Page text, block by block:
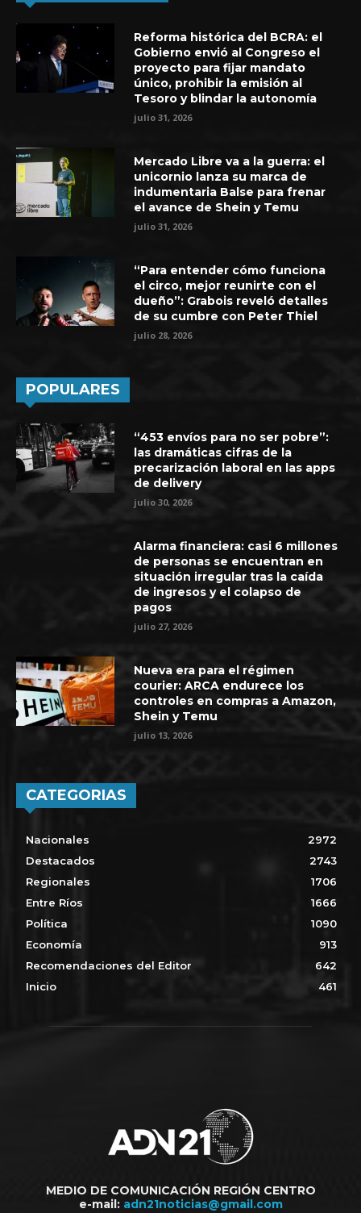
Reforma histórica del BCRA: el
Gobierno envió al Congreso el
proyecto para fijar mandato
único, prohibir la emisión al
Tesoro y blindar la autonomía
julio 31, 2026
Mercado Libre va a la guerra: el
unicornio lanza su marca de
indumentaria Balse para frenar
el avance de Shein y Temu
julio 31, 2026
“Para entender cómo funciona
el circo, mejor reunirte con el
dueño”: Grabois reveló detalles
de su cumbre con Peter Thiel
julio 28, 2026
POPULARES
“453 envíos para no ser pobre”:
las dramáticas cifras de la
precarización laboral en las apps
de delivery
julio 30, 2026
Alarma financiera: casi 6 millones
de personas se encuentran en
situación irregular tras la caída
de ingresos y el colapso de
pagos
julio 27, 2026
Nueva era para el régimen
courier: ARCA endurece los
controles en compras a Amazon,
Shein y Temu
julio 13, 2026
CATEGORIAS
Nacionales
2972
Destacados
2743
Regionales
1706
Entre Ríos
1666
Política
1090
Economía
913
Recomendaciones del Editor
642
Inicio
461
MEDIO DE COMUNICACIÓN REGIÓN CENTRO
e-mail: adn21noticias@gmail.com